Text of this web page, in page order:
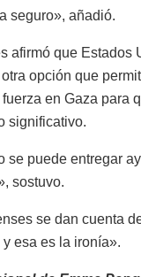
seguro», añadió.
afirmó que Estados
opción que
en Gaza para
significativo.
se puede entregar
sostuvo.
se dan cuenta
esa es la ironía».